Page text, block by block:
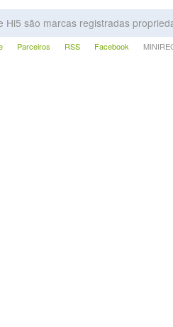
Hi5 são marcas registradas
Parceiros RSS Facebook